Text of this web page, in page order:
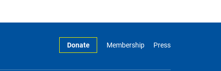
Donate Membership Press